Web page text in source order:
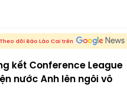
Theo dõi Báo Lào Cai trên
kết Conference League
nước Anh lên ngôi vô